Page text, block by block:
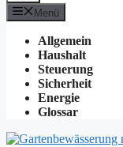
Menü
Allgemein
Haushalt
Steuerung
Sicherheit
Energie
Glossar